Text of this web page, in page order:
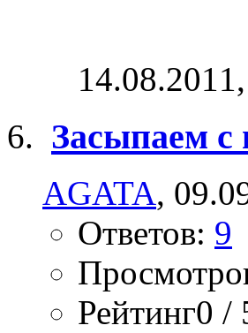
14.08.2011,
Засыпаем с
AGATA,
Ответов: 9
Рейтинг0 /